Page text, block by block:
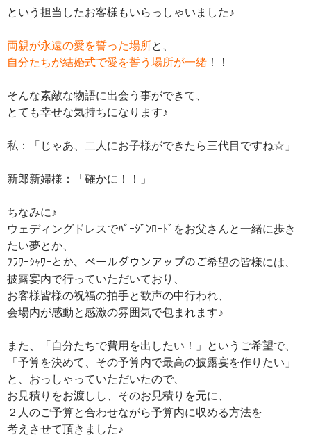
という担当したお客様もいらっしゃいました♪
両親が永遠の愛を誓った場所と、
自分たちが結婚式で愛を誓う場所が一緒 ！！
そんな素敵な物語に出会う事ができて、
とても幸せな気持ちになります♪
私：「じゃあ、二人にお子様ができたら三代目ですね☆」
新郎新婦様：「確かに！！」
ちなみに♪
ウェディングドレスでﾊﾞｰｼﾞﾝﾛｰﾄﾞをお父さんと一緒に歩き
たい夢とか、
ﾌﾗﾜｰｼｬﾜｰとか、ベールダウンアップのご希望の皆様には、
披露宴内で行っていただいており、
お客様皆様の祝福の拍手と歓声の中行われ、
会場内が感動と感激の雰囲気で包まれます♪
また、「自分たちで費用を出したい！」というご希望で、
「予算を決めて、その予算内で最高の披露宴を作りたい」
と、おっしゃっていただいたので、
お見積りをお渡しし、そのお見積りを元に、
２人のご予算と合わせながら予算内に収める方法を
考えさせて頂きました♪